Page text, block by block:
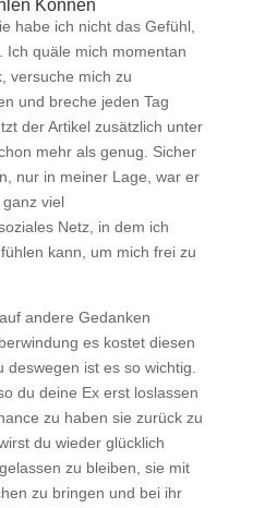
Können
habe ich nicht das Gefühl,
Ich quäle mich momentan
versuche mich zu
und breche jeden Tag
der Artikel zusätzlich unter
mehr als genug. Sicher
nur in meiner Lage, war er
viel
Netz, in dem ich
kann, um mich frei zu
andere Gedanken
es kostet diesen
ist es so wichtig.
du deine Ex erst loslassen
zu haben sie zurück zu
du wieder glücklich
zu bleiben, sie mit
zu bringen und bei ihr